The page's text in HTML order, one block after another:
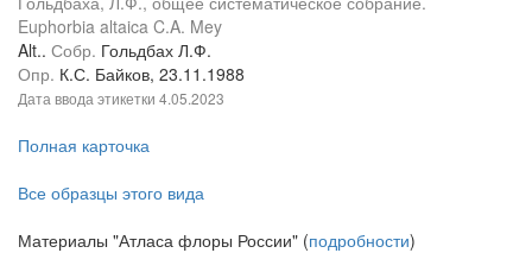
Euphorbia altaica C.A. Mey
Alt.. Собр. Гольдбах Л.Ф.
Опр. К.С. Байков, 23.11.1988
Дата ввода этикетки 4.05.2023
Полная карточка
Все образцы этого вида
Материалы "Атласа флоры России" (подробности)